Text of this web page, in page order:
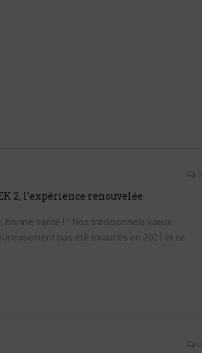
0
2, l’expérience renouvelée
bonne santé ! ” Nos traditionnels vœux
pas été exaucés en 2021 et ce
0